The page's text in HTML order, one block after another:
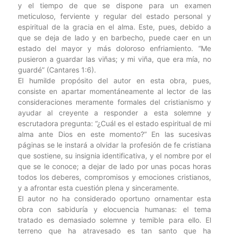
y el tiempo de que se dispone para un examen
meticuloso, ferviente y regular del estado personal y
espiritual de la gracia en el alma. Este, pues, debido a
que se deja de lado y en barbecho, puede caer en un
estado del mayor y más doloroso enfriamiento. “Me
pusieron a guardar las viñas; y mi viña, que era mía, no
guardé” (Cantares 1:6).
El humilde propósito del autor en esta obra, pues,
consiste en apartar momentáneamente al lector de las
consideraciones meramente formales del cristianismo y
ayudar al creyente a responder a esta solemne y
escrutadora pregunta: “¿Cuál es el estado espiritual de mi
alma ante Dios en este momento?” En las sucesivas
páginas se le instará a olvidar la profesión de fe cristiana
que sostiene, su insignia identificativa, y el nombre por el
que se le conoce; a dejar de lado por unas pocas horas
todos los deberes, compromisos y emociones cristianos,
y a afrontar esta cuestión plena y sinceramente.
El autor no ha considerado oportuno ornamentar esta
obra con sabiduría y elocuencia humanas: el tema
tratado es demasiado solemne y temible para ello. El
terreno que ha atravesado es tan santo que ha